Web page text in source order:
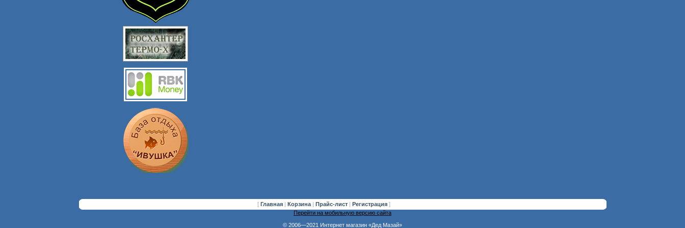
[ Главная | Корзина | Прайс-лист | Регистрация ]
Перейти на мобильную версию сайта
© 2006—2021 Интернет магазин «Дед Мазай»